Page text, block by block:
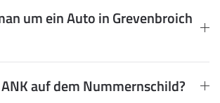
um ein Auto in Grevenbroich
auf dem Nummernschild?